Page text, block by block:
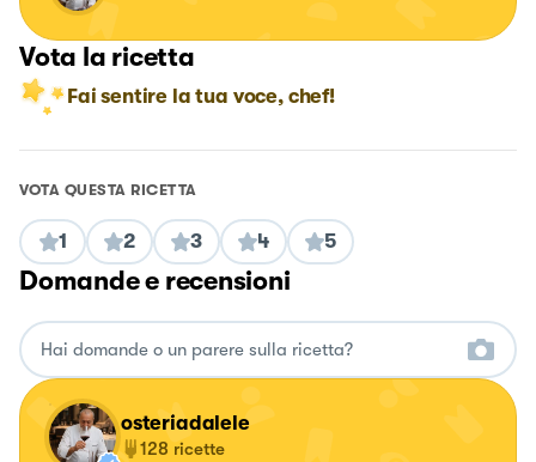
Vota la ricetta
Fai sentire la tua voce, chef!
VOTA QUESTA RICETTA
1 2 3 4 5
Domande e recensioni
osteriadalele
128 ricette